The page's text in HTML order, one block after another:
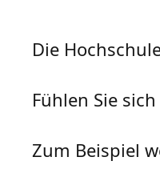
Die
Fühlen Sie
Zum Beispiel